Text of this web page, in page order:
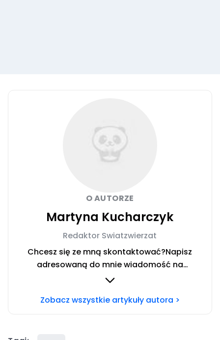
O AUTORZE
Martyna Kucharczyk
Redaktor Swiatzwierzat
Chcesz się ze mną skontaktować?Napisz
adresowaną do mnie wiadomość na
redakcja@swiatzwierzat.pl
Zobacz wszystkie artykuły autora >